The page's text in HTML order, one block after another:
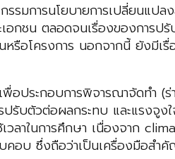
รมการนโยบายการเปลี่ยนแป
กชน ตลอดจนเรื่องของการ
รือโครงการ นอกจากนี้ ยังมีเ
พื่อประกอบการพิจารณาจัดท
ปรับตัวต่อผลกระทบ และแรง
วลาในการศึกษา เนื่องจาก
บ ซึ่งถือว่าเป็นเครื่องมือสำคั